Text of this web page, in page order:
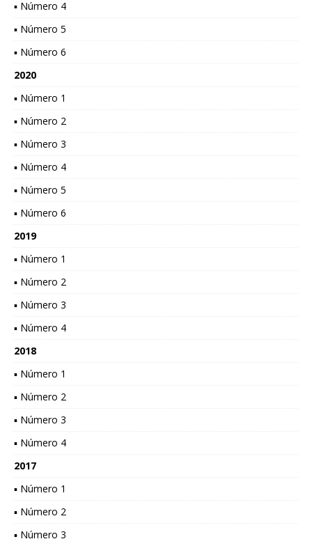
▪ Número 4
▪ Número 5
▪ Número 6
2020
▪ Número 1
▪ Número 2
▪ Número 3
▪ Número 4
▪ Número 5
▪ Número 6
2019
▪ Número 1
▪ Número 2
▪ Número 3
▪ Número 4
2018
▪ Número 1
▪ Número 2
▪ Número 3
▪ Número 4
2017
▪ Número 1
▪ Número 2
▪ Número 3